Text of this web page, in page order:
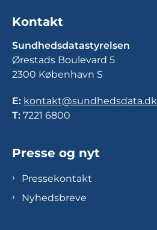
Kontakt
Sundhedsdatastyrelsen
Ørestads Boulevard 5
2300 København S
E: kontakt@sundhedsdata.dk
T: 7221 6800
Presse og nyt
Pressekontakt
Nyhedsbreve